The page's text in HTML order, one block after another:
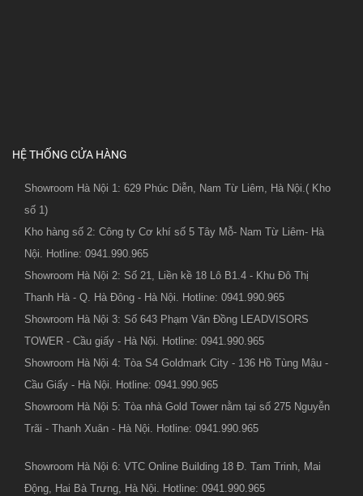
HỆ THỐNG CỬA HÀNG
Showroom Hà Nội 1: 629 Phúc Diễn, Nam Từ Liêm, Hà Nội.( Kho
số 1)
Kho hàng số 2: Công ty Cơ khí số 5 Tây Mỗ- Nam Từ Liêm- Hà
Nội. Hotline: 0941.990.965
Showroom Hà Nội 2: Số 21, Liền kề 18 Lô B1.4 - Khu Đô Thị
Thanh Hà - Q. Hà Đông - Hà Nội. Hotline: 0941.990.965
Showroom Hà Nội 3: Số 643 Phạm Văn Đồng LEADVISORS
TOWER - Cầu giấy - Hà Nội. Hotline: 0941.990.965
Showroom Hà Nội 4: Tòa S4 Goldmark City - 136 Hồ Tùng Mậu -
Cầu Giấy - Hà Nội. Hotline: 0941.990.965
Showroom Hà Nội 5: Tòa nhà Gold Tower nằm tại số 275 Nguyễn
Trãi - Thanh Xuân - Hà Nội. Hotline: 0941.990.965
Showroom Hà Nội 6: VTC Online Building 18 Đ. Tam Trinh, Mai
Động, Hai Bà Trưng, Hà Nội. Hotline: 0941.990.965